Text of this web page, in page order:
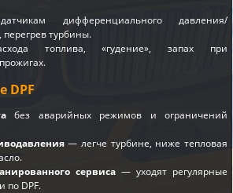
дифференциального давления/
перегрев турбины.
топлива, «гудение», запах при
DPF
без аварийных режимов и ограничений
— легче турбине, ниже тепловая
сервиса — уходят регулярные
по DPF.